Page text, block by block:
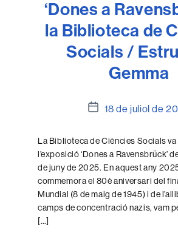
‘Dones a
la Biblioteca de
Socials /
Gemma
Data
l'entrada
18 de juliol de
La Biblioteca de Ciències Socials
l’exposició ‘Dones a Ravensbrück’
de juny de 2025. En aquest any
commemora el 80è aniversari del
Mundial (8 de maig de 1945) i de
camps de concentració nazis, vam
[…]